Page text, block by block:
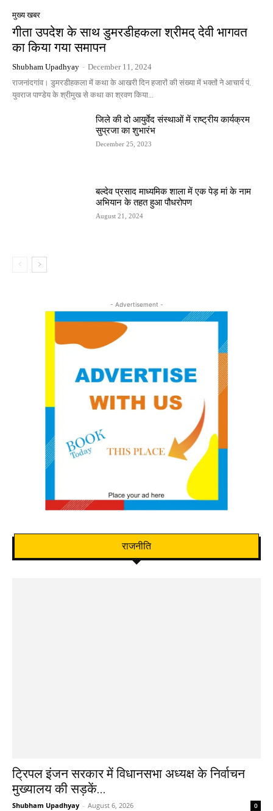
मुख्य खबर
गीता उपदेश के साथ डुमरडीहकला श्रीमद् देवी भागवत
का किया गया समापन
Shubham Upadhyay - December 11, 2024
राजनांदगांव। डुमरडीहकला में कथा के आखरी दिन हजारों की संख्या में भक्तों ने आचार्य पं.
युवराज पाण्डेय के श्रीमुख से कथा का श्रवण किया...
जिले की दो आयुर्वेद संस्थाओं में राष्ट्रीय कार्यक्रम
सुप्रजा का शुभारंभ
December 25, 2023
बल्देव प्रसाद माध्यमिक शाला में एक पेड़ मां के नाम
अभियान के तहत हुआ पौधरोपण
August 21, 2024
- Advertisement -
राजनीति
ट्रिपल इंजन सरकार में विधानसभा अध्यक्ष के निर्वाचन
मुख्यालय की सड़कें...
Shubham Upadhyay - August 6, 2026 0